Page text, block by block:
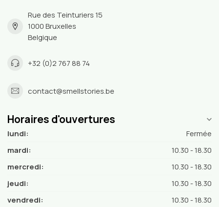
Rue des Teinturiers 15
1000 Bruxelles
Belgique
+32 (0)2 767 88 74
contact@smellstories.be
Horaires d'ouvertures
lundi:
Fermée
mardi:
10.30 - 18.30
mercredi:
10.30 - 18.30
jeudi:
10.30 - 18.30
vendredi:
10.30 - 18.30